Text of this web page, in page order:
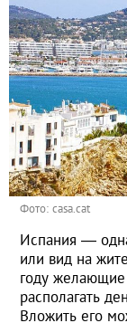
Фото: casa.cat
Испания —
или вид на
году
располагать
Вложить его